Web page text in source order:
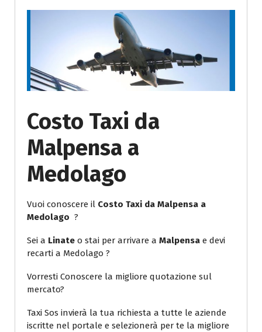
Costo Taxi da
Malpensa a
Medolago
Vuoi conoscere il Costo Taxi da Malpensa a
Medolago ?
Sei a Linate o stai per arrivare a Malpensa e devi
recarti a Medolago ?
Vorresti Conoscere la migliore quotazione sul
mercato?
Taxi Sos invierà la tua richiesta a tutte le aziende
iscritte nel portale e selezionerà per te la migliore